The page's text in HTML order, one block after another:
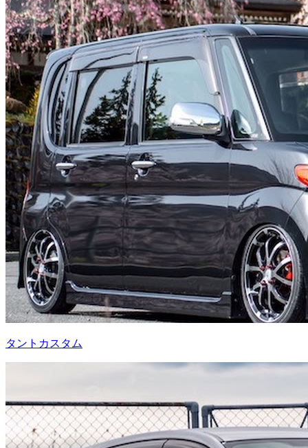
タントカスタム